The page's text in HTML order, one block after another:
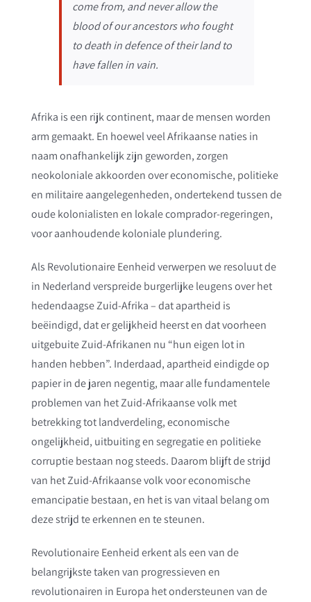
come from, and never allow the
blood of our ancestors who fought
to death in defence of their land to
have fallen in vain.
Afrika is een rijk continent, maar de mensen worden
arm gemaakt. En hoewel veel Afrikaanse naties in
naam onafhankelijk zijn geworden, zorgen
neokoloniale akkoorden over economische, politieke
en militaire aangelegenheden, ondertekend tussen de
oude kolonialisten en lokale comprador-regeringen,
voor aanhoudende koloniale plundering.
Als Revolutionaire Eenheid verwerpen we resoluut de
in Nederland verspreide burgerlijke leugens over het
hedendaagse Zuid-Afrika – dat apartheid is
beëindigd, dat er gelijkheid heerst en dat voorheen
uitgebuite Zuid-Afrikanen nu “hun eigen lot in
handen hebben”. Inderdaad, apartheid eindigde op
papier in de jaren negentig, maar alle fundamentele
problemen van het Zuid-Afrikaanse volk met
betrekking tot landverdeling, economische
ongelijkheid, uitbuiting en segregatie en politieke
corruptie bestaan nog steeds. Daarom blijft de strijd
van het Zuid-Afrikaanse volk voor economische
emancipatie bestaan, en het is van vitaal belang om
deze strijd te erkennen en te steunen.
Revolutionaire Eenheid erkent als een van de
belangrijkste taken van progressieven en
revolutionairen in Europa het ondersteunen van de